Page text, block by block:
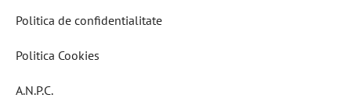
Politica de confidentialitate
Politica Cookies
A.N.P.C.